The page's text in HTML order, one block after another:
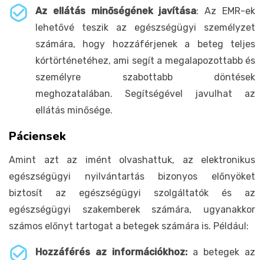
Az ellátás minőségének javítása: Az EMR-ek
lehetővé teszik az egészségügyi személyzet
számára, hogy hozzáférjenek a beteg teljes
kórtörténetéhez, ami segít a megalapozottabb és
személyre szabottabb döntések
meghozatalában. Segítségével javulhat az
ellátás minősége.
Páciensek
Amint azt az imént olvashattuk, az elektronikus
egészségügyi nyilvántartás bizonyos előnyöket
biztosít az egészségügyi szolgáltatók és az
egészségügyi szakemberek számára, ugyanakkor
számos előnyt tartogat a betegek számára is. Például:
Hozzáférés az információkhoz: a betegek az